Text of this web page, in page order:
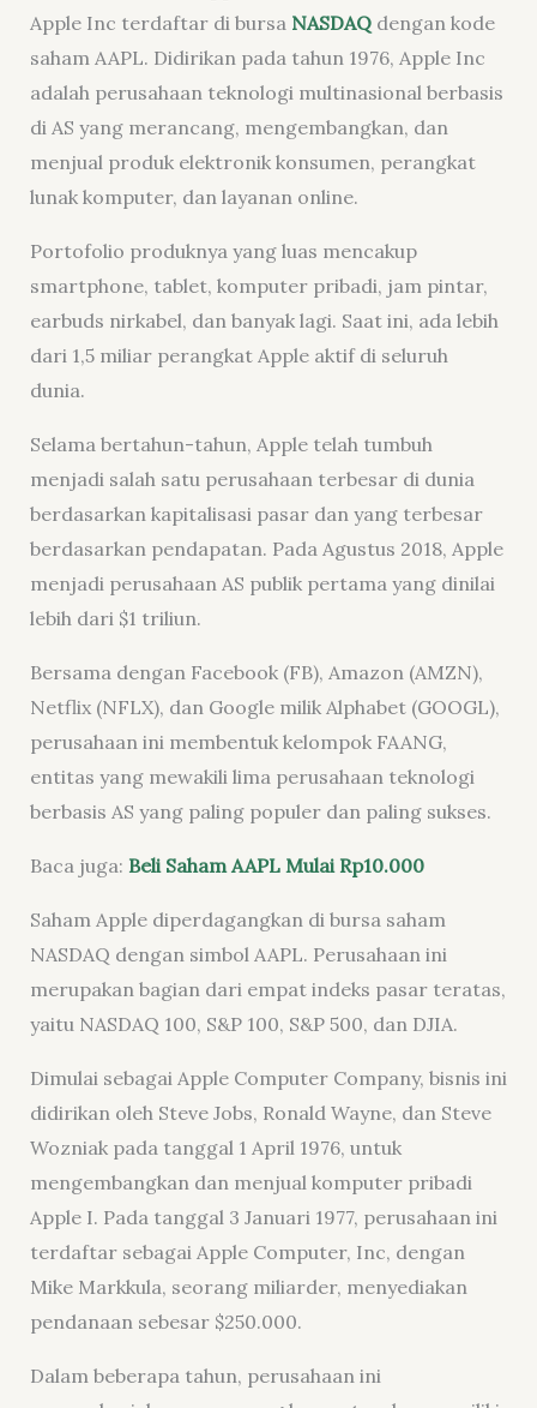
Apple Inc terdaftar di bursa NASDAQdengan kode
saham AAPL. Didirikan pada tahun 1976, Apple Inc
adalah perusahaan teknologi multinasional berbasis
di AS yang merancang, mengembangkan, dan
menjual produk elektronik konsumen, perangkat
lunak komputer, dan layanan online.
Portofolio produknya yang luas mencakup
smartphone, tablet, komputer pribadi, jam pintar,
earbuds nirkabel, dan banyak lagi. Saat ini, ada lebih
dari 1,5 miliar perangkat Apple aktif di seluruh
dunia.
Selama bertahun-tahun, Apple telah tumbuh
menjadi salah satu perusahaan terbesar di dunia
berdasarkan kapitalisasi pasar dan yang terbesar
berdasarkan pendapatan. Pada Agustus 2018, Apple
menjadi perusahaan AS publik pertama yang dinilai
lebih dari $1 triliun.
Bersama dengan Facebook (FB), Amazon (AMZN),
Netflix (NFLX), dan Google milik Alphabet (GOOGL),
perusahaan ini membentuk kelompok FAANG,
entitas yang mewakili lima perusahaan teknologi
berbasis AS yang paling populer dan paling sukses.
Baca juga: Beli Saham AAPL Mulai Rp10.000
Saham Apple diperdagangkan di bursa saham
NASDAQ dengan simbol AAPL. Perusahaan ini
merupakan bagian dari empat indeks pasar teratas,
yaitu NASDAQ 100, S&P 100, S&P 500, dan DJIA.
Dimulai sebagai Apple Computer Company, bisnis ini
didirikan oleh Steve Jobs, Ronald Wayne, dan Steve
Wozniak pada tanggal 1 April 1976, untuk
mengembangkan dan menjual komputer pribadi
Apple I. Pada tanggal 3 Januari 1977, perusahaan ini
terdaftar sebagai Apple Computer, Inc, dengan
Mike Markkula, seorang miliarder, menyediakan
pendanaan sebesar $250.000.
Dalam beberapa tahun, perusahaan ini